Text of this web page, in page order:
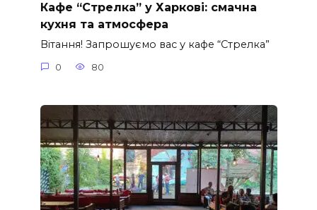
Кафе “Стрелка” у Харкові: смачна
кухня та атмосфера
Вітання! Запрошуємо вас у кафе “Стрелка”
0 80